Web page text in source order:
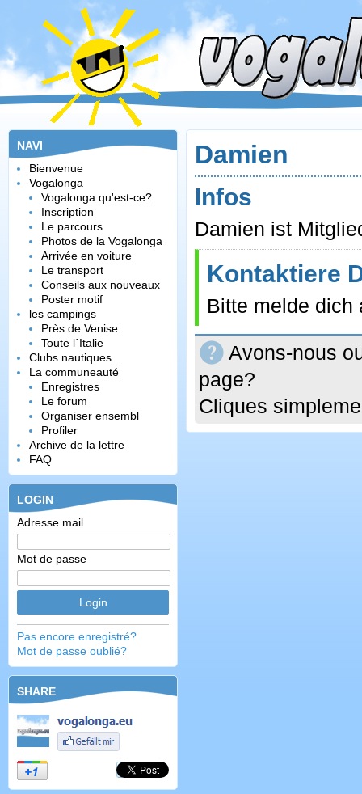
NAVI
Bienvenue
Vogalonga
Vogalonga qu'est-ce?
Inscription
Le parcours
Photos de la Vogalonga
Arrivée en voiture
Le transport
Conseils aux nouveaux
Poster motif
les campings
Près de Venise
Toute l´Italie
Clubs nautiques
La communeauté
Enregistres
Le forum
Organiser ensembl
Profiler
Archive de la lettre
FAQ
LOGIN
Adresse mail
Mot de passe
Pas encore enregistré?
Mot de passe oublié?
SHARE
Damien
Infos
Damien ist
Kontaktiere
Bitte melde dich
Avons-nous
page?
Cliques